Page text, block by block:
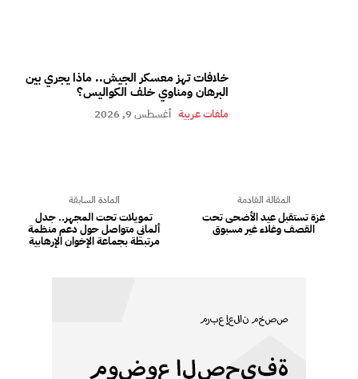
خلافات تهز معسكر الجيش.. ماذا يجري بين
البرهان ومناوي خلف الكواليس؟
ملفات عربية أغسطس 9, 2026
المادة السابقة
تمويلات تحت المجهر.. جدل
ألماني متواصل حول دعم منظمة
مرتبطة بجماعة الإخوان الإرهابية
المقالة القادمة
غزة تستقبل عيد الأضحى تحت
القصف وغلاء غير مسبوق